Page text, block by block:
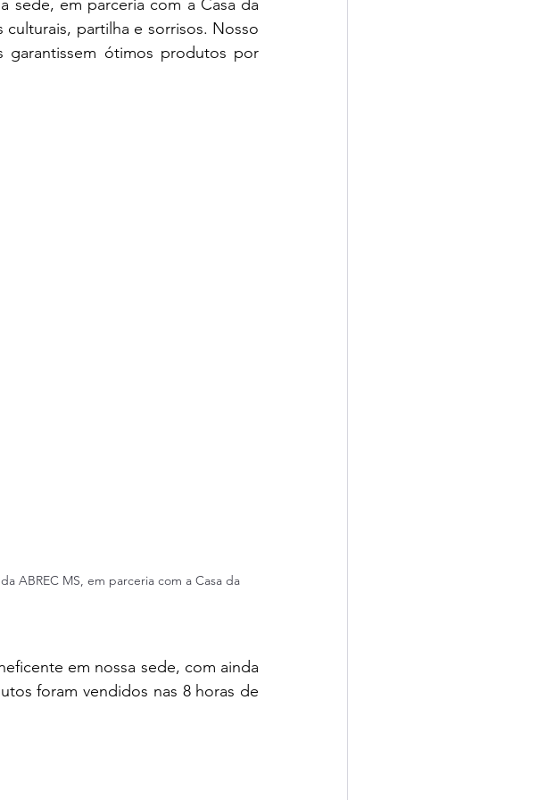
sede, em parceria com a Casa da
partilha e sorrisos. Nosso
garantissem ótimos produtos por
ABREC MS, em parceria com a Casa da
em nossa sede, com ainda
foram vendidos nas 8 horas de